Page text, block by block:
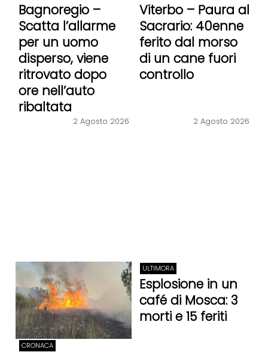
Bagnoregio –
Scatta l’allarme
per un uomo
disperso, viene
ritrovato dopo
ore nell’auto
ribaltata
2 Agosto 2026
Viterbo – Paura al
Sacrario: 40enne
ferito dal morso
di un cane fuori
controllo
2 Agosto 2026
CRONACA
ULTIMORA
Esplosione in un
café di Mosca: 3
morti e 15 feriti